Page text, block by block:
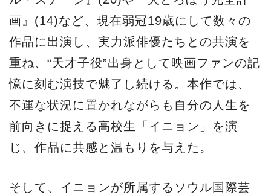
画』(14)など、現在弱冠19歳にして数々の
作品に出演し、実力派俳優たちとの共演を
重ね、“天才子役”出身として映画ファンの記
憶に刻む演技で魅了し続ける。本作では、
不運な状況に置かれながらも自分の人生を
前向きに捉える高校生「イニョン」を演
じ、作品に共感と温もりを与えた。
そして、イニョンが所属するソウル国際芸